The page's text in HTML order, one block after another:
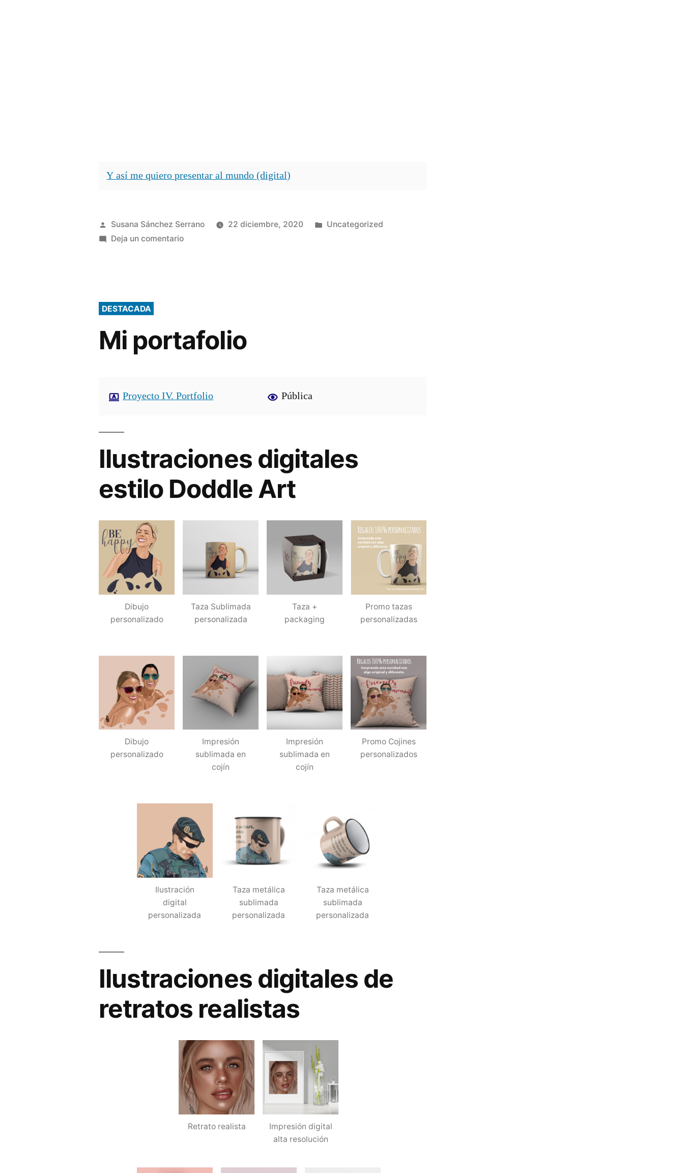
Y así me quiero presentar al mundo (digital)
Publicado
por
Susana Sánchez Serrano 22 diciembre, 2020
Publicado
Uncategorized
Deja un comentarioen
mundo
(digital)
DESTACADA
Mi portafolio
Proyecto IV. Portfolio Pública
Ilustraciones digitales
estilo Doddle Art
Dibujo
personalizado
Taza Sublimada
personalizada
Taza +
packaging
Promo tazas
personalizadas
Dibujo
personalizado
Impresión
sublimada en
cojín
Impresión
sublimada en
cojín
Promo Cojines
personalizados
Ilustración
digital
personalizada
Taza metálica
sublimada
personalizada
Taza metálica
sublimada
personalizada
Ilustraciones digitales de
retratos realistas
Retrato realista
Impresión digital
alta resolución